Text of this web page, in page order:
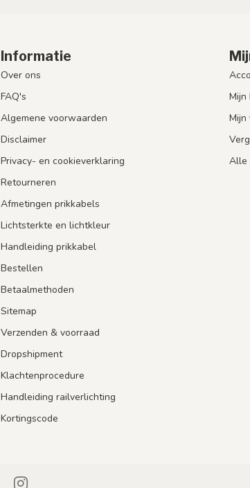
Informatie
Over ons
FAQ's
Algemene voorwaarden
Disclaimer
Privacy- en cookieverklaring
Retourneren
Afmetingen prikkabels
Lichtsterkte en lichtkleur
Handleiding prikkabel
Bestellen
Betaalmethoden
Sitemap
Verzenden & voorraad
Dropshipment
Klachtenprocedure
Handleiding railverlichting
Kortingscode
Mijn
Alle